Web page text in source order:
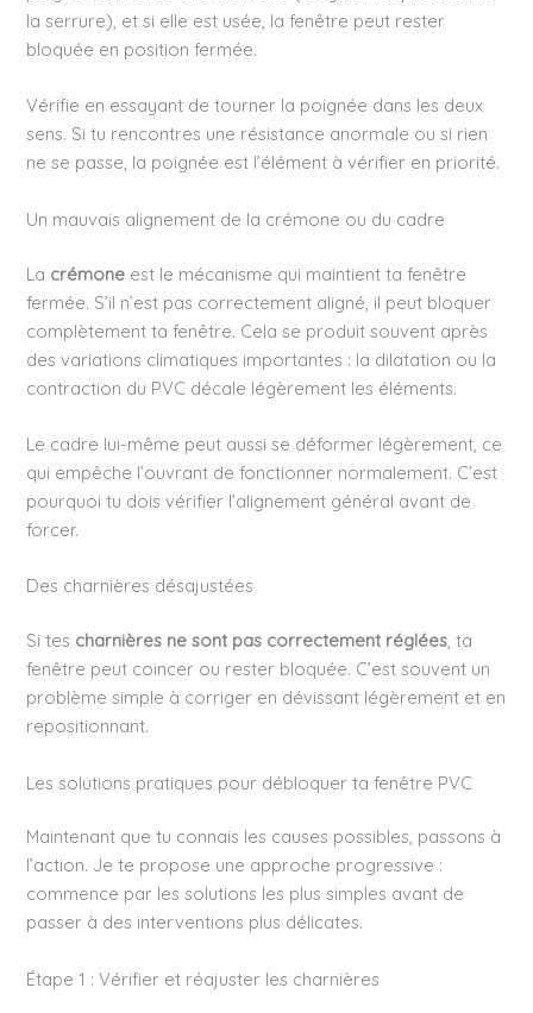
la serrure), et si elle est usée, la fenêtre peut rester
bloquée en position fermée.
Vérifie en essayant de tourner la poignée dans les deux
sens. Si tu rencontres une résistance anormale ou si rien
ne se passe, la poignée est l’élément à vérifier en priorité.
Un mauvais alignement de la crémone ou du cadre
La crémone est le mécanisme qui maintient ta fenêtre
fermée. S’il n’est pas correctement aligné, il peut bloquer
complètement ta fenêtre. Cela se produit souvent après
des variations climatiques importantes : la dilatation ou la
contraction du PVC décale légèrement les éléments.
Le cadre lui-même peut aussi se déformer légèrement, ce
qui empêche l’ouvrant de fonctionner normalement. C’est
pourquoi tu dois vérifier l’alignement général avant de
forcer.
Des charnières désajustées
Si tes charnières ne sont pas correctement réglées, ta
fenêtre peut coincer ou rester bloquée. C’est souvent un
problème simple à corriger en dévissant légèrement et en
repositionnant.
Les solutions pratiques pour débloquer ta fenêtre PVC
Maintenant que tu connais les causes possibles, passons à
l’action. Je te propose une approche progressive :
commence par les solutions les plus simples avant de
passer à des interventions plus délicates.
Étape 1 : Vérifier et réajuster les charnières